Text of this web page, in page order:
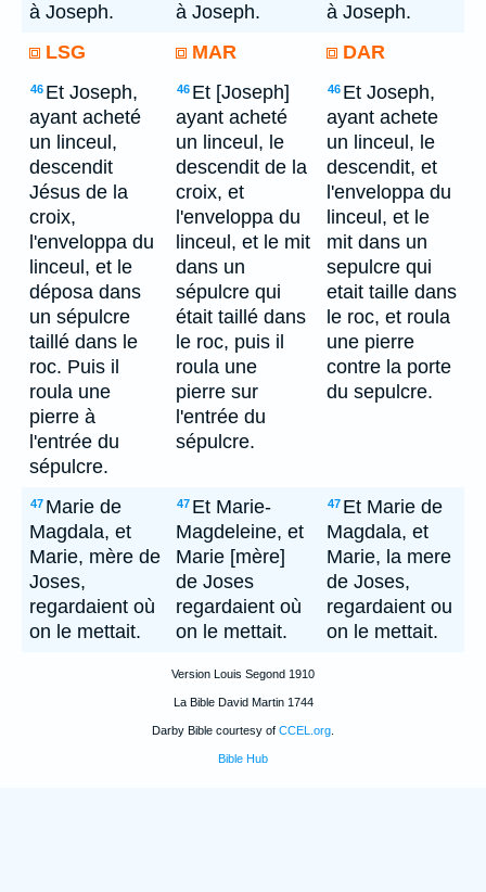
à Joseph.
à Joseph.
à Joseph.
LSG
MAR DAR
46 Et Joseph,
ayant acheté
un linceul,
descendit
Jésus de la
croix,
l'enveloppa du
linceul, et le
déposa dans
un sépulcre
taillé dans le
roc. Puis il
roula une
pierre à
l'entrée du
sépulcre.
46 Et [Joseph]
ayant acheté
un linceul, le
descendit de la
croix, et
l'enveloppa du
linceul, et le mit
dans un
sépulcre qui
était taillé dans
le roc, puis il
roula une
pierre sur
l'entrée du
sépulcre.
46 Et Joseph,
ayant achete
un linceul, le
descendit, et
l'enveloppa du
linceul, et le
mit dans un
sepulcre qui
etait taille dans
le roc, et roula
une pierre
contre la porte
du sepulcre.
47 Marie de
Magdala, et
Marie, mère de
Joses,
regardaient où
on le mettait.
47 Et Marie-
Magdeleine, et
Marie [mère]
de Joses
regardaient où
on le mettait.
47 Et Marie de
Magdala, et
Marie, la mere
de Joses,
regardaient ou
on le mettait.
Version Louis Segond 1910
La Bible David Martin 1744
Darby Bible courtesy of CCEL.org
Bible Hub